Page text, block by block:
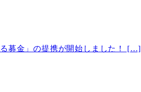
募金」の提携が開始しました！ […]